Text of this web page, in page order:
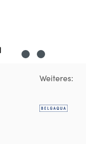
Weiteres: